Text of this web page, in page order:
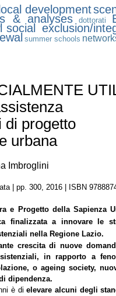
local development
& analyses dottorati
social exclusion/
summer schools
di progetto
urbana
Imbroglini
| pp. 300, 2016 | ISBN
e Progetto della Sapienza
finalizzata a innovare le
nella Regione Lazio.
crescita di nuove
in rapporto a
o ageing society,
dipendenza.
è dielevare alcuni degli